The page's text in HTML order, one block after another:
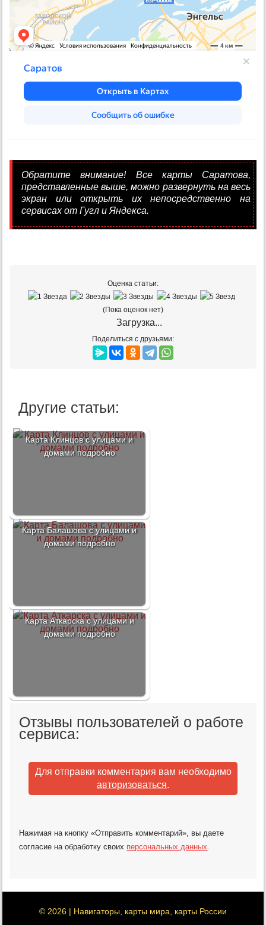
Обратите внимание! Все карты Саратова,
представленные выше, можно развернуть на весь
экран или открыть их непосредственно на
сервисах от Гугл и Яндекса.
Оценка статьи:
(Пока оценок нет)
Загрузка...
Поделиться с друзьями:
Другие статьи:
Карта Клинцов с улицами и
домами подробно
Карта Балашова с улицами и
домами подробно
Карта Аткарска с улицами и
домами подробно
Отзывы пользователей о работе
сервиса:
Для отправки комментария вам необходимо
авторизоваться.
Нажимая на кнопку «Отправить комментарий», вы даете
согласие на обработку своих персональных данных.
© 2026 | Навигаторы, карты мира, карты России